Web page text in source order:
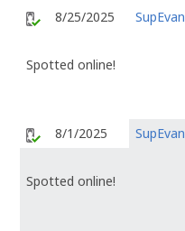
8/25/2025
SupEvan
Spotted online!
8/1/2025 SupEvan
Spotted online!